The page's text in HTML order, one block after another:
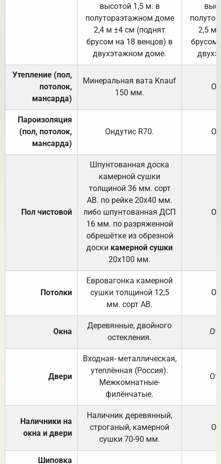
высотой 1,5 м. в
полутораэтажном доме
2,4 м ±4 см (поднят
брусом на 18 венцов) в
двухэтажном доме.
2,5 м
брусом
Утепление (пол,
потолок,
мансарда)
Минеральная вата Knauf
150 мм.
Пароизоляция
(пол, потолок,
мансарда)
Ондутис R70.
Пол чистовой
Шпунтованная доска
камерной сушки
толщиной 36 мм. сорт
АВ. по рейке 20х40 мм.
либо шпунтованная ДСП
16 мм. по разряженной
обрешётке из обрезной
доски камерной сушки
20х100 мм.
Потолки
Евровагонка камерной
сушки толщиной 12,5
мм. сорт АВ.
Окна
Деревянные, двойного
остекления.
Двери
Входная- металлическая,
утеплённая (Россия).
Межкомнатные-
филёнчатые.
Наличники на
окна и двери
Наличник деревянный,
строганый, камерной
сушки 70-90 мм.
Шиповка